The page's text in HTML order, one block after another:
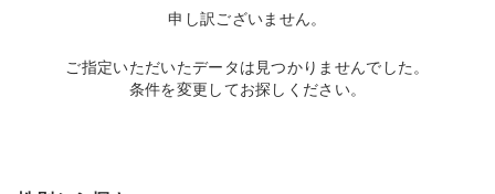
申し訳ございません。
ご指定いただいたデータは見つかりませんでした。
条件を変更してお探しください。